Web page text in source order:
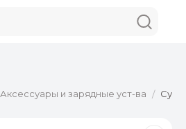
Аксессуары и зарядные уст-ва /